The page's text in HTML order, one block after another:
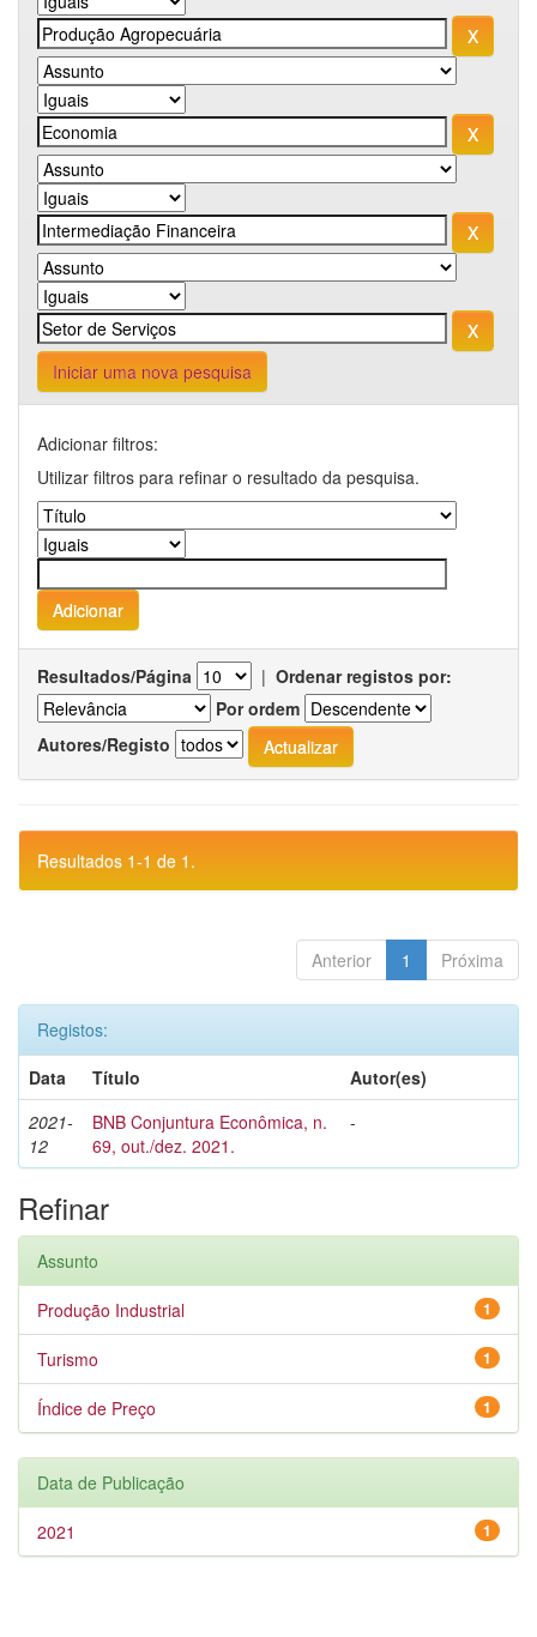
Iniciar uma nova pesquisa
Adicionar filtros:
Utilizar filtros para refinar o resultado da pesquisa.
Resultados/Página | Ordenar registos por:
Por ordem
Autores/Registo
Resultados 1-1 de 1.
Anterior 1 Próxima
Registos:
Data
Título
Autor(es)
2021-
12
BNB Conjuntura Econômica, n.
69, out./dez. 2021.
-
Refinar
Assunto
1
Produção Industrial
1
Turismo
1
Índice de Preço
Data de Publicação
1
2021